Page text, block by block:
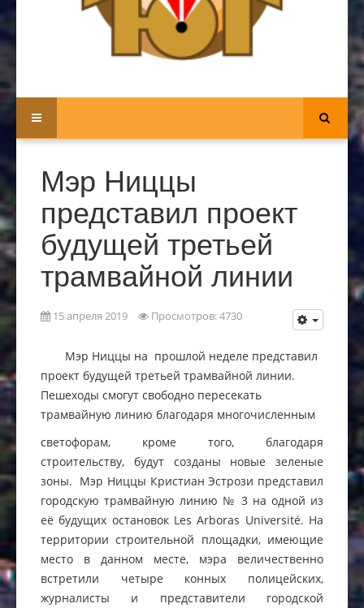
Мэр Ниццы
представил проект
будущей третьей
трамвайной линии
15 апреля 2019 Просмотров: 4730
Мэр Ниццы на прошлой неделе представил
проект будущей третьей трамвайной линии.
Пешеходы смогут свободно пересекать
трамвайную линию благодаря многочисленным
светофорам, кроме того, благодаря
строительству, будут созданы новые зеленые
зоны. Мэр Ниццы Кристиан Эстрози представил
городскую трамвайную линию № 3 на одной из
её будущих остановок Les Arboras Université. На
территории строительной площадки, имеющие
место в данном месте, мэра величественно
встретили четыре конных полицейских,
журналисты и представители городской